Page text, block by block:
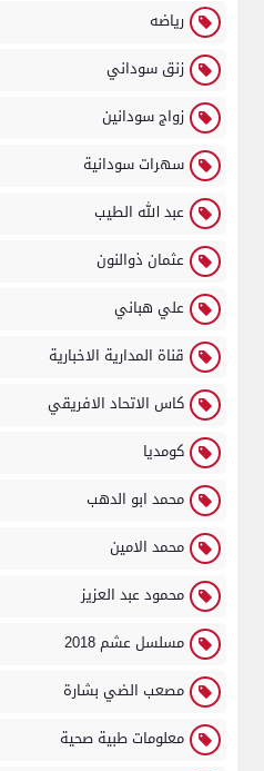
رياضه
زنق سوداني
زواج سودانين
سهرات سودانية
عبد الله الطيب
عثمان ذوالنون
علي هباني
قناة المدارية الاخبارية
كاس الاتحاد الافريقي
كومديا
محمد ابو الدهب
محمد الامين
محمود عبد العزيز
مسلسل عشم 2018
مصعب الضي بشارة
معلومات طبية صحية